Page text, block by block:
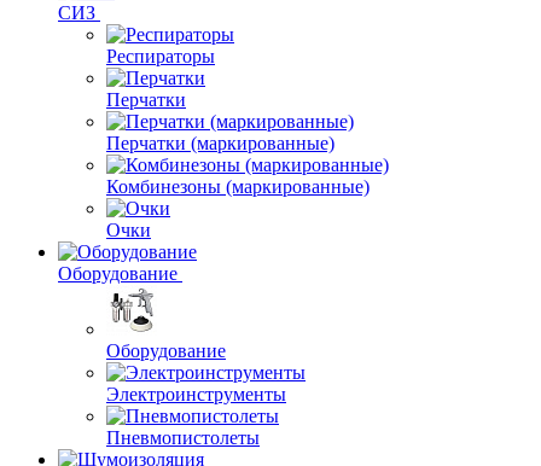
СИЗ
Респираторы
Перчатки
Перчатки (маркированные)
Комбинезоны (маркированные)
Очки
Оборудование
Оборудование
Электроинструменты
Пневмопистолеты